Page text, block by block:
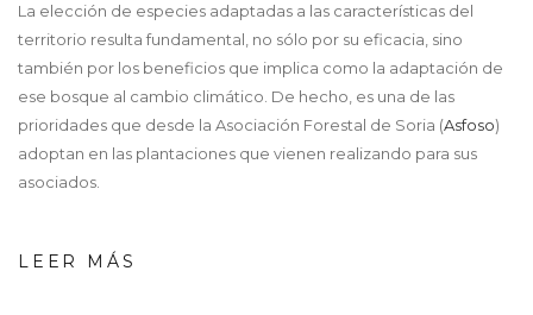
La elección de especies adaptadas a las características del
territorio resulta fundamental, no sólo por su eficacia, sino
también por los beneficios que implica como la adaptación de
ese bosque al cambio climático. De hecho, es una de las
prioridades que desde la Asociación Forestal de Soria (Asfoso)
adoptan en las plantaciones que vienen realizando para sus
asociados.
LEER MÁS